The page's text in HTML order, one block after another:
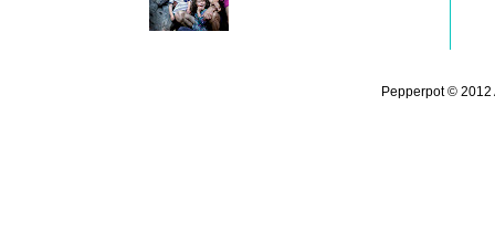
Pepperpot ©